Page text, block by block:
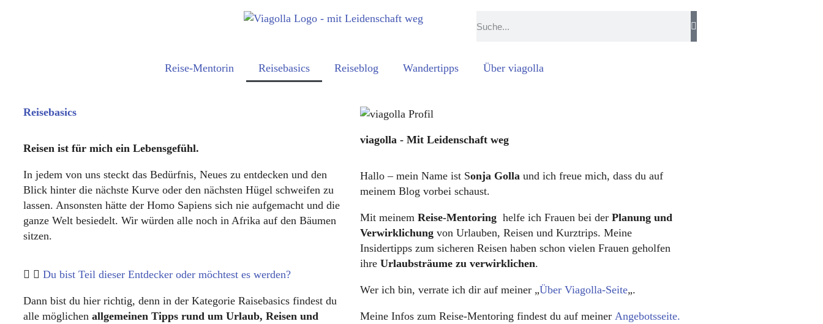
Reise-Mentorin Reisebasics Reiseblog Wandertipps Über viagolla
Reisebasics
Reisen ist für mich ein Lebensgefühl.
In jedem von uns steckt das Bedürfnis, Neues zu entdecken und den
Blick hinter die nächste Kurve oder den nächsten Hügel schweifen zu
lassen. Ansonsten hätte der Homo Sapiens sich nie aufgemacht und die
ganze Welt besiedelt. Wir würden alle noch in Afrika auf den Bäumen
sitzen.
Du bist Teil dieser Entdecker oder möchtest es werden?
Dann bist du hier richtig, denn in der Kategorie Raisebasics findest du
alle möglichen allgemeinen Tipps rund um Urlaub, Reisen und
viagolla - Mit Leidenschaft weg
Hallo – mein Name ist Sonja Golla und ich freue mich, dass du auf
meinem Blog vorbei schaust.
Mit meinem Reise-Mentoring helfe ich Frauen bei der Planung und
Verwirklichung von Urlauben, Reisen und Kurztrips. Meine
Insidertipps zum sicheren Reisen haben schon vielen Frauen geholfen
ihre Urlaubsträume zu verwirklichen.
Wer ich bin, verrate ich dir auf meiner „Über Viagolla-Seite„.
Meine Infos zum Reise-Mentoring findest du auf meiner Angebotsseite.